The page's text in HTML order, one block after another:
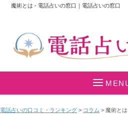
魔術とは - 電話占いの窓口｜電話占いの窓口
電話占いの口コミ・ランキング > コラム > 魔術とは